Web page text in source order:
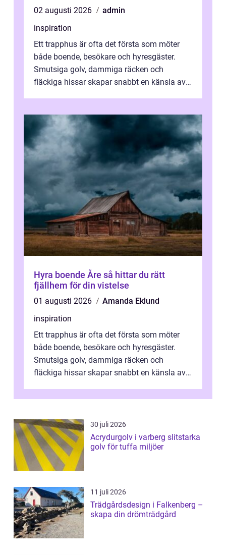
02 augusti 2026
admin
inspiration
Ett trapphus är ofta det första som möter
både boende, besökare och hyresgäster.
Smutsiga golv, dammiga räcken och
fläckiga hissar skapar snabbt en känsla av
Hyra boende Åre så hittar du rätt
fjällhem för din vistelse
01 augusti 2026
Amanda Eklund
inspiration
Ett trapphus är ofta det första som möter
både boende, besökare och hyresgäster.
Smutsiga golv, dammiga räcken och
fläckiga hissar skapar snabbt en känsla av
omtan...
30 juli 2026
Acrydurgolv i varberg slitstarka
golv för tuffa miljöer
11 juli 2026
Trädgårdsdesign i Falkenberg –
skapa din drömträdgård